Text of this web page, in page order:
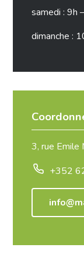
samedi : 9h
dimanche :
3, rue
+352